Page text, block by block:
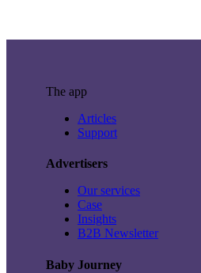
The app
Articles
Support
Advertisers
Our services
Case
Insights
B2B Newsletter
Baby Journey